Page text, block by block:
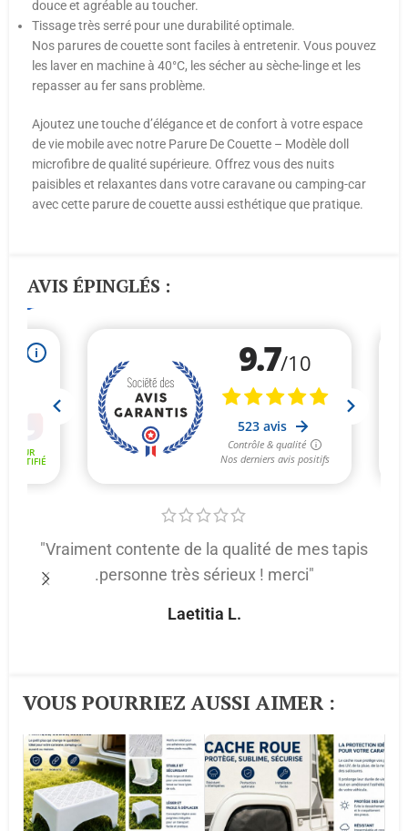
douce et agréable au toucher.
Tissage très serré pour une durabilité optimale.
Nos parures de couette sont faciles à entretenir. Vous pouvez
les laver en machine à 40°C, les sécher au sèche-linge et les
repasser au fer sans problème.
Ajoutez une touche d’élégance et de confort à votre espace
de vie mobile avec notre Parure De Couette – Modèle doll
microfibre de qualité supérieure. Offrez vous des nuits
paisibles et relaxantes dans votre caravane ou camping-car
avec cette parure de couette aussi esthétique que pratique.
AVIS ÉPINGLÉS :
"Vraiment contente de la qualité de mes tapis
.personne très sérieux ! merci"
Laetitia L.
VOUS POURRIEZ AUSSI AIMER :​